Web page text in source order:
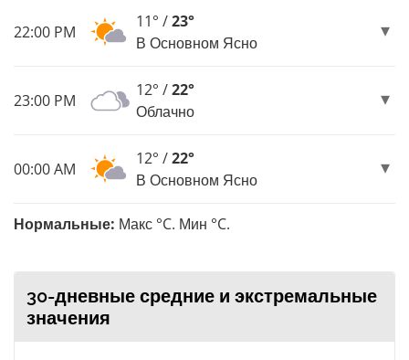
22:00 PM
11° /23°
В Основном Ясно
23:00 PM
12° /22°
Облачно
00:00 AM
12° /22°
В Основном Ясно
Нормальные: Макс °C. Мин °C.
30-дневные средние и экстремальные
значения